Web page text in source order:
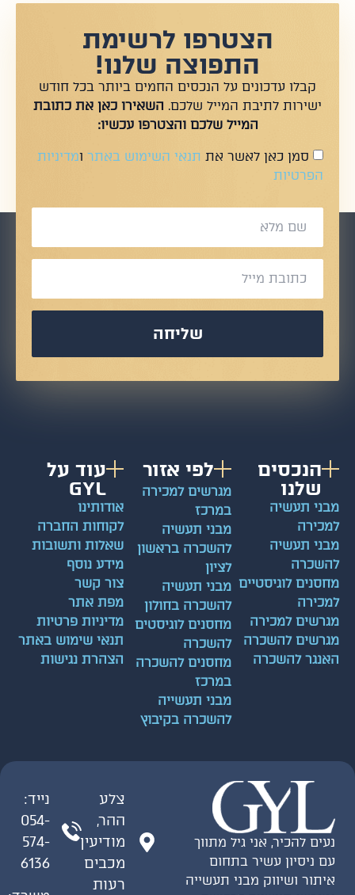
הצטרפו לרשימת
התפוצה שלנו!
קבלו עדכונים על הנכסים החמים ביותר בכל חודש
ישירות לתיבת המייל שלכם. השאירו כאן את כתובת
המייל שלכם והצטרפו עכשיו:
סמן כאן לאשר את תנאי השימוש באתר ומדיניות
הפרטיות
שליחה
הנכסים
שלנו
מבני תעשיה
למכירה
מבני תעשיה
להשכרה
מחסנים לוגיסטיים
למכירה
מגרשים למכירה
מגרשים להשכרה
האנגר להשכרה
לפי אזור
מגרשים למכירה
במרכז
מבני תעשיה
להשכרה בראשון
לציון
מבני תעשיה
להשכרה בחולון
מחסנים לוגיסטים
להשכרה
מחסנים להשכרה
במרכז
מבני תעשייה
להשכרה בקיבוץ
עוד על
GYL
אודותינו
לקוחות החברה
שאלות ותשובות
מידע נוסף
צור קשר
מפת אתר
מדיניות פרטיות
תנאי שימוש באתר
הצהרת נגישות
נעים להכיר, אני גיל מתווך
עם ניסיון עשיר בתחום
איתור ושיווק מבני תעשייה
צלע
ההר,
מודיעין
מכבים
רעות
נייד:
054-
574-
6136